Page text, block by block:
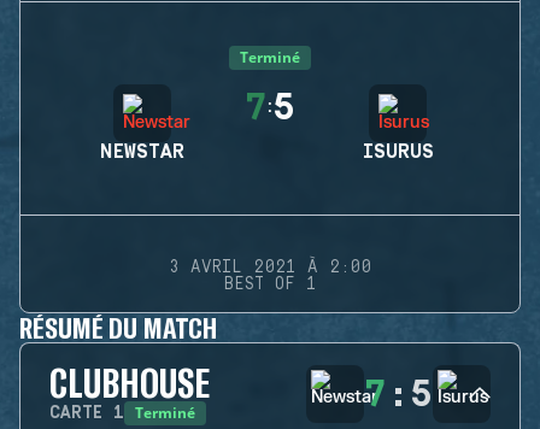
Terminé
NEWSTAR
7:5
ISURUS
3 AVRIL 2021 À 2:00
BEST OF 1
RÉSUMÉ DU MATCH
CLUBHOUSE
CARTE 1 Terminé 7 : 5